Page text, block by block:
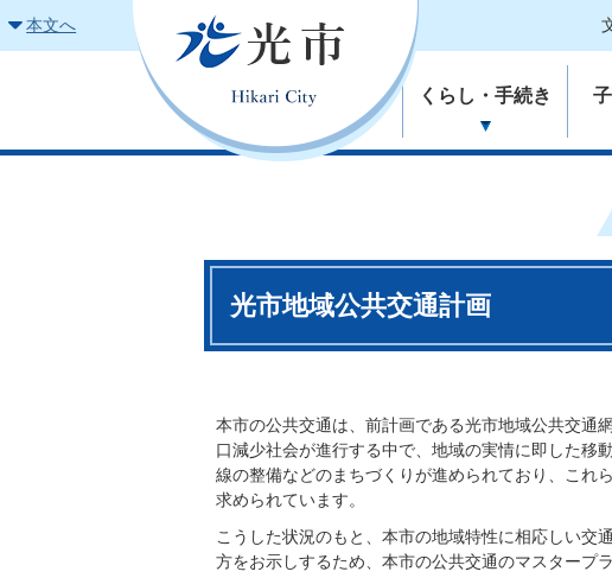
本文へ
くらし・手続き
光市地域公共交通計画
本市の公共交通は、前計画である光市地域公共交通
口減少社会が進行する中で、地域の実情に即した移
線の整備などのまちづくりが進められており、これ
求められています。
こうした状況のもと、本市の地域特性に相応しい交
方をお示しするため、本市の公共交通のマスタープ